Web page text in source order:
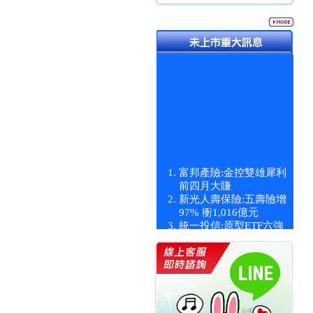
富邦產險:金控雙雄犀利
前四月大賺
新光人壽保險:五壽險增
97% 衝1,016億元
統一投信:原型ETF六強
漲逾九成
統一投信:主動式ETF溢
價 被盯上
新光人壽保險:新壽Q1外
價金將達996億
宇辰系統科技:宇辰業績